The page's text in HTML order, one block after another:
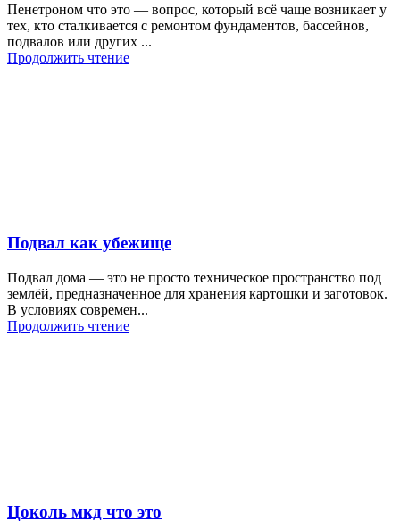
Пенетроном что это — вопрос, который всё чаще возникает у
тех, кто сталкивается с ремонтом фундаментов, бассейнов,
подвалов или других ...
Продолжить чтение
Подвал как убежище
Подвал дома — это не просто техническое пространство под
землёй, предназначенное для хранения картошки и заготовок.
В условиях современ...
Продолжить чтение
Цоколь мкд что это